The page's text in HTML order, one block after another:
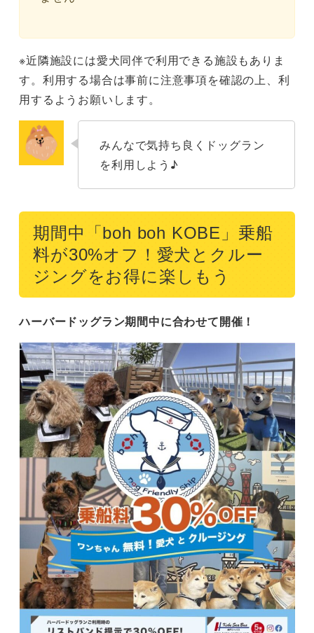
※近隣施設には愛犬同伴で利用できる施設もありま
す。利用する場合は事前に注意事項を確認の上、利
用するようお願いします。
みんなで気持ち良くドッグラン
を利用しよう♪
期間中「boh boh KOBE」乗船
料が30%オフ！愛犬とクルー
ジングをお得に楽しもう
ハーバードッグラン期間中に合わせて開催！